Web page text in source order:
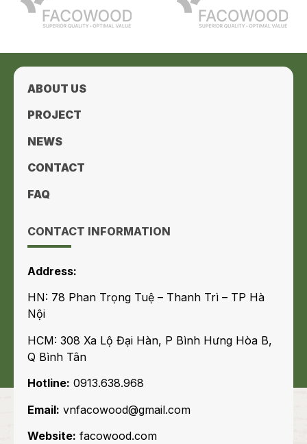
ABOUT US
PROJECT
NEWS
CONTACT
FAQ
CONTACT INFORMATION
Address:
HN: 78 Phan Trọng Tuệ – Thanh Trì – TP Hà
Nội
HCM: 308 Xa Lộ Đại Hàn, P Bình Hưng Hòa B,
Q Bình Tân
Hotline: 0913.638.968
Email: vnfacowood@gmail.com
Website: facowood.com